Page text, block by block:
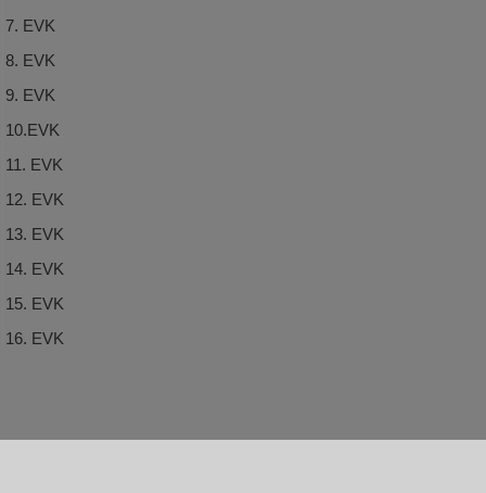
7. EVK
8. EVK
9. EVK
10.EVK
11. EVK
12. EVK
13. EVK
14. EVK
15. EVK
16. EVK